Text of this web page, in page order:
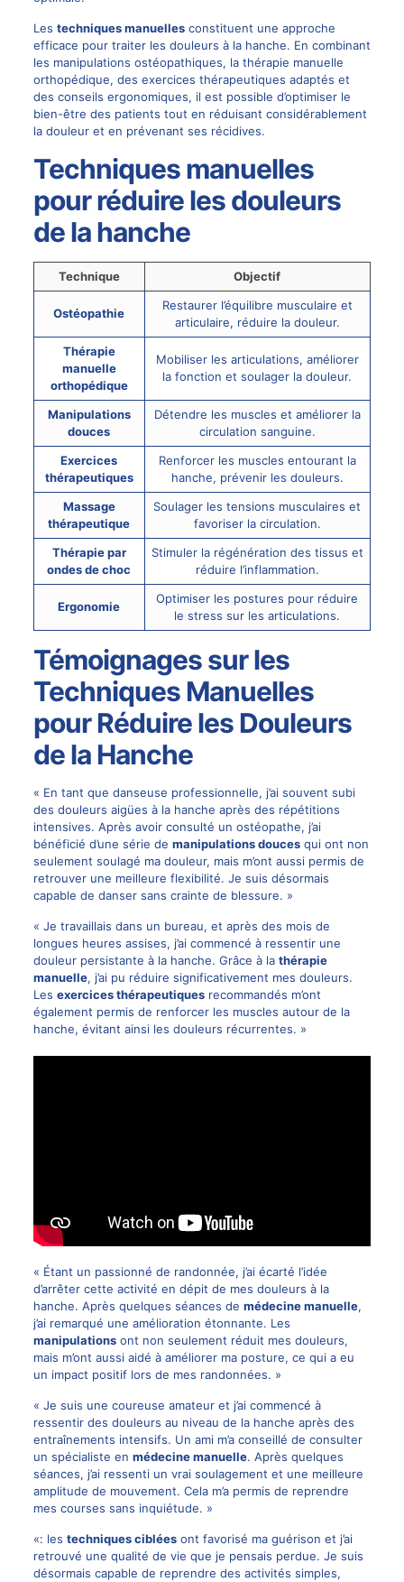
Les techniques manuellesconstituent une approche
efficace pour traiter les douleurs à la hanche. En combinant
les manipulations ostéopathiques, la thérapie manuelle
orthopédique, des exercices thérapeutiques adaptés et
des conseils ergonomiques, il est possible d’optimiser le
bien-être des patients tout en réduisant considérablement
la douleur et en prévenant ses récidives.
Techniques manuelles
pour réduire les douleurs
de la hanche
Technique Objectif
Ostéopathie
Restaurer l’équilibre musculaire et
articulaire, réduire la douleur.
Thérapie
manuelle
orthopédique
Mobiliser les articulations, améliorer
la fonction et soulager la douleur.
Manipulations
douces
Détendre les muscles et améliorer la
circulation sanguine.
Exercices
thérapeutiques
Renforcer les muscles entourant la
hanche, prévenir les douleurs.
Massage
thérapeutique
Soulager les tensions musculaires et
favoriser la circulation.
Thérapie par
ondes de choc
Stimuler la régénération des tissus et
réduire l’inflammation.
Ergonomie
Optimiser les postures pour réduire
le stress sur les articulations.
Témoignages sur les
Techniques Manuelles
pour Réduire les Douleurs
de la Hanche
« En tant que danseuse professionnelle, j’ai souvent subi
des douleurs aigües à la hanche après des répétitions
intensives. Après avoir consulté un ostéopathe, j’ai
bénéficié d’une série de manipulations doucesqui ont non
seulement soulagé ma douleur, mais m’ont aussi permis de
retrouver une meilleure flexibilité. Je suis désormais
capable de danser sans crainte de blessure. »
« Je travaillais dans un bureau, et après des mois de
longues heures assises, j’ai commencé à ressentir une
douleur persistante à la hanche. Grâce à la thérapie
manuelle, j’ai pu réduire significativement mes douleurs.
Les exercices thérapeutiquesrecommandés m’ont
également permis de renforcer les muscles autour de la
hanche, évitant ainsi les douleurs récurrentes. »
« Étant un passionné de randonnée, j’ai écarté l’idée
d’arrêter cette activité en dépit de mes douleurs à la
hanche. Après quelques séances de médecine manuelle,
j’ai remarqué une amélioration étonnante. Les
manipulationsont non seulement réduit mes douleurs,
mais m’ont aussi aidé à améliorer ma posture, ce qui a eu
un impact positif lors de mes randonnées. »
« Je suis une coureuse amateur et j’ai commencé à
ressentir des douleurs au niveau de la hanche après des
entraînements intensifs. Un ami m’a conseillé de consulter
un spécialiste en médecine manuelle. Après quelques
séances, j’ai ressenti un vrai soulagement et une meilleure
amplitude de mouvement. Cela m’a permis de reprendre
mes courses sans inquiétude. »
«: les techniques cibléesont favorisé ma guérison et j’ai
retrouvé une qualité de vie que je pensais perdue. Je suis
désormais capable de reprendre des activités simples,